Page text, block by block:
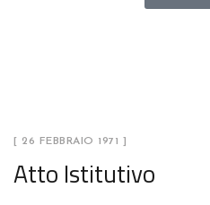
[ 26 FEBBRAIO 1971 ]
Atto Istitutivo